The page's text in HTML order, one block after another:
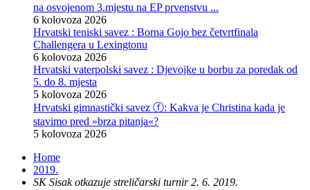
na osvojenom 3.mjestu na EP prvenstvu ...
6 kolovoza 2026
Hrvatski teniski savez : Borna Gojo bez četvrtfinala
Challengera u Lexingtonu
6 kolovoza 2026
Hrvatski vaterpolski savez : Djevojke u borbu za poredak od
5. do 8. mjesta
5 kolovoza 2026
Hrvatski gimnastički savez ⓕ: Kakva je Christina kada je
stavimo pred »brza pitanja«?
5 kolovoza 2026
Home
2019.
SK Sisak otkazuje streličarski turnir 2. 6. 2019.